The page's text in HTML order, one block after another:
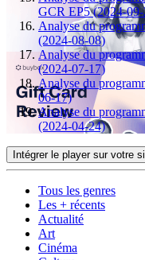
GCR EP5 (2024-
Analyse du
(2024-08-08)
Analyse du
(2024-07-17)
Analyse du
06-17)
Analyse du
(2024-04-24)
Intégrer le player sur votre
Tous les genres
Les + récents
Actualité
Art
Cinéma